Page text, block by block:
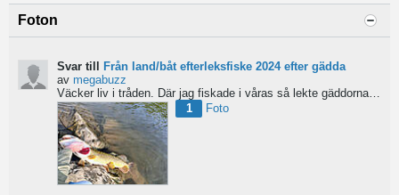
Foton
Svar till Från land/båt efterleksfiske 2024 efter gädda
av megabuzz
1
Foto